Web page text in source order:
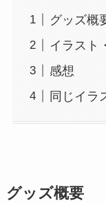
グッズ概
イラスト
感想
同じイラ
グッズ概要